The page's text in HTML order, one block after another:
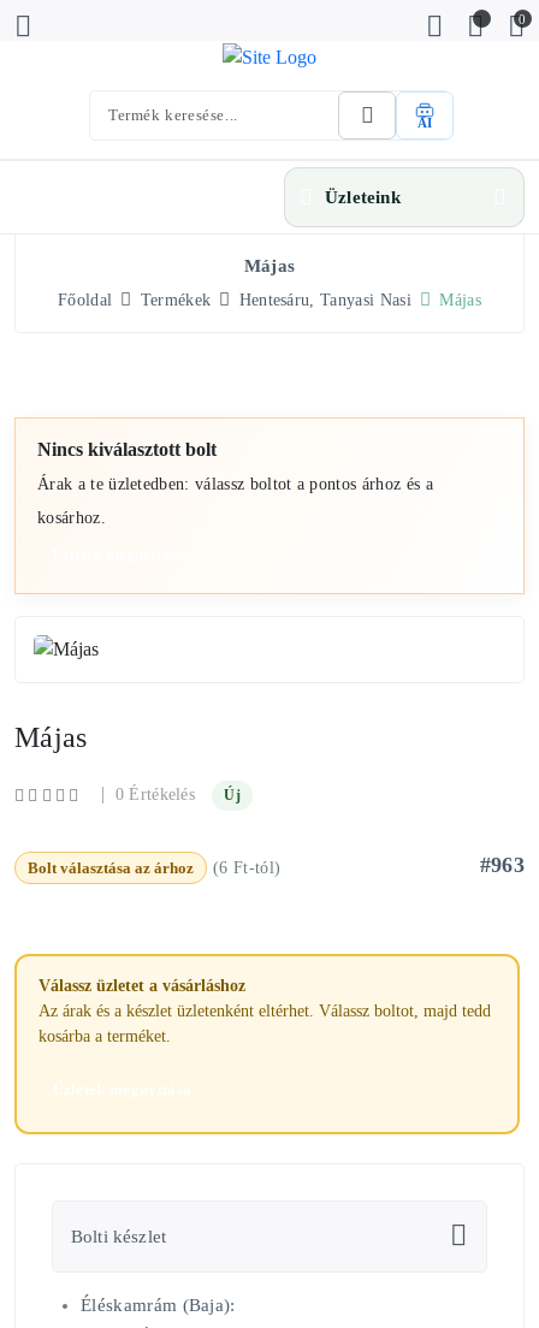
0
AI
Üzleteink
Májas
Főoldal Termékek Hentesáru, Tanyasi Nasi Májas
Nincs kiválasztott bolt
Árak a te üzletedben: válassz boltot a pontos árhoz és a
kosárhoz.
Májas
| 0 Értékelés Új
Bolt választása az árhoz (6 Ft-tól) #963
Válassz üzletet a vásárláshoz
Az árak és a készlet üzletenként eltérhet. Válassz boltot, majd tedd
kosárba a terméket.
Üzletek megnyitása
Bolti készlet
Éléskamrám (Baja):